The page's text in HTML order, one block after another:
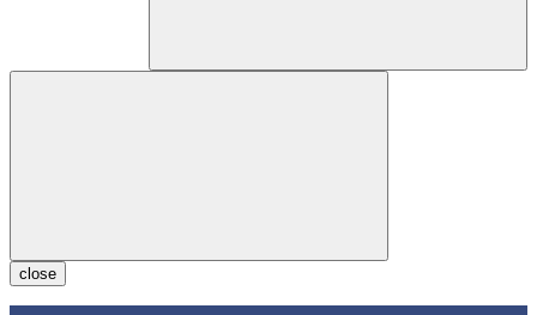
close